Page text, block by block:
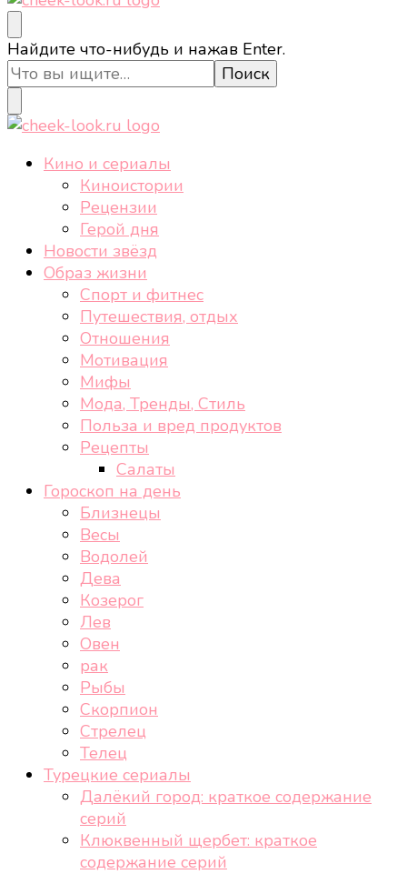
cheek-look.ru
Женский сайт о звездах и кино, а также трендах,
здоровом образе жизни, спорте, стиле, отдыхе и
еде.
Ищите
что-
то?
Найдите что-нибудь и нажав Enter.
cheek-look.ru
Женский сайт о звездах и кино, а также трендах,
здоровом образе жизни, спорте, стиле, отдыхе и
Кино и сериалы
Киноистории
Рецензии
Герой дня
Новости звёзд
Образ жизни
Спорт и фитнес
Путешествия, отдых
Отношения
Мотивация
Мифы
Мода, Тренды, Стиль
Польза и вред продуктов
Рецепты
Салаты
Гороскоп на день
Близнецы
Весы
Водолей
Дева
Козерог
Лев
Овен
рак
Рыбы
Скорпион
Стрелец
Телец
Турецкие сериалы
Далёкий город: краткое содержание
серий
Клюквенный щербет: краткое
содержание серий